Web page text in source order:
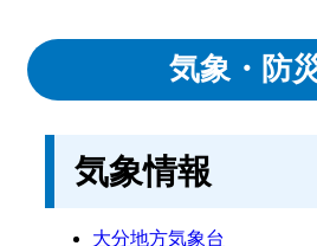
気象・防
気象情報
大分地方気象台